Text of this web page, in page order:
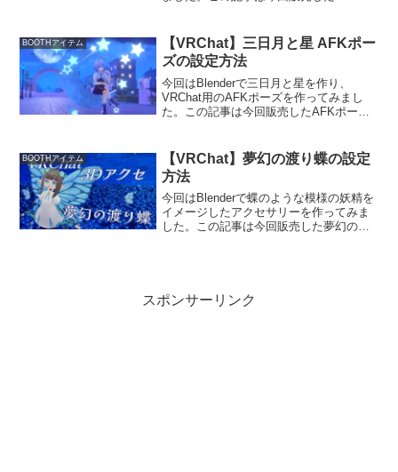
出てきたアバターはこちらまずはじめ...
BOOTHアイテム
【VRChat】三日月と星 AFKポー
ズの設定方法
今回はBlenderで三日月と星を作り、
VRChat用のAFKポーズを作ってみまし
た。この記事は今回販売したAFKポーズ
アバターはこちらです。まずはじめにす
でにVCC...
BOOTHアイテム
【VRChat】夢幻の渡り蝶の設定
方法
今回はBlenderで蝶のような模様の妖精を
イメージしたアクセサリーを作ってみま
した。この記事は今回販売した夢幻の渡
スポンサーリンク